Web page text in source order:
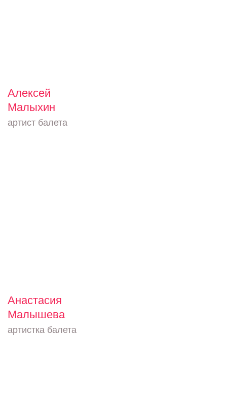
Алексей
Малыхин
артист балета
Анастасия
Малышева
артистка балета